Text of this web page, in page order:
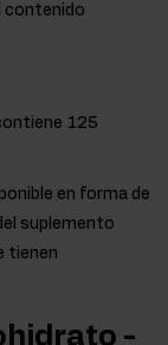
contenido
125
en forma de
suplemento
tienen
-